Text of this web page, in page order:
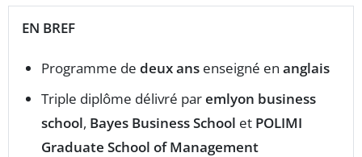
EN BREF
Programme de deux ans enseigné en anglais
Triple diplôme délivré paremlyon business
school, Bayes Business School et POLIMI
Graduate School of Management